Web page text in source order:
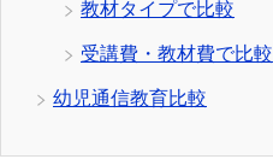
教材タイプで比較
受講費・教材費で比較
幼児通信教育比較